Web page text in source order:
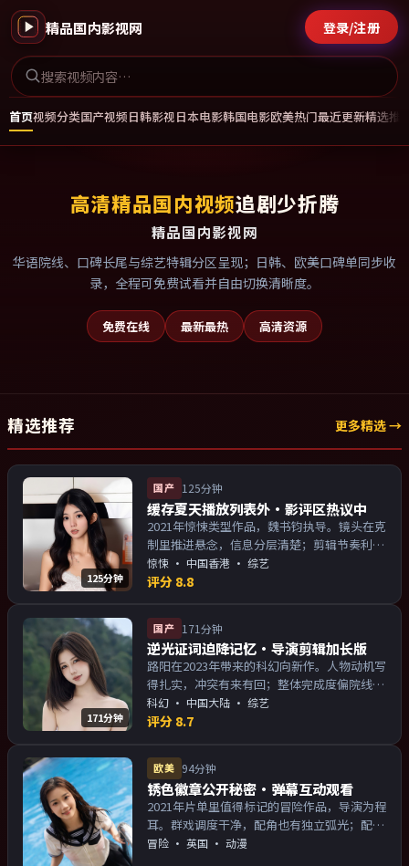
精品国内影视网 登录/注册
首页视频分类国产视频日韩影视日本电影韩国电影欧美热门最近更新精选推
高清精品国内视频追剧少折腾
精品国内影视网
华语院线、口碑长尾与综艺特辑分区呈现；日韩、欧美口碑单同步收
录，全程可免费试看并自由切换清晰度。
免费在线 最新最热 高清资源
精选推荐 更多精选 →
125分钟
国产 125分钟
缓存夏天播放列表外·影评区热议中
2021年惊悚类型作品，魏书钧执导。镜头在克
制里推进悬念，信息分层清楚；剪辑节奏利
落，观感顺滑。主演以演技派为主，适合喜欢
强叙事与人物关系的观众加入片单。
惊悚 · 中国香港 · 综艺
评分 8.8
171分钟
国产 171分钟
逆光证词迫降记忆·导演剪辑加长版
路阳在2023年带来的科幻向新作。人物动机写
得扎实，冲突有来有回；整体完成度偏院线质
感。主演以演技派为主，适合喜欢强叙事与人
物关系的观众加入片单。
科幻 · 中国大陆 · 综艺
评分 8.7
欧美 94分钟
锈色徽章公开秘密·弹幕互动观看
2021年片单里值得标记的冒险作品，导演为程
耳。群戏调度干净，配角也有独立弧光；配乐
与画面气质统一。主演以演技派为主，适合喜
冒险 · 英国 · 动漫